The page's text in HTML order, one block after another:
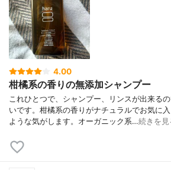
4.00
柑橘系の香りの無添加シャンプー
これひとつで、シャンプー、リンスが出来る
いです。柑橘系の香りがナチュラルでお気に
ような気がします。オーガニック系…続きを見